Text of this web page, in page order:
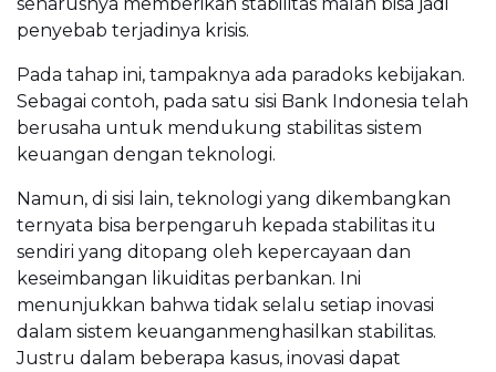
penyebab terjadinya krisis.
Pada tahap ini, tampaknya ada paradoks kebijakan.
Sebagai contoh, pada satu sisi Bank Indonesia telah
berusaha untuk mendukung stabilitas sistem
keuangan dengan teknologi.
Namun, di sisi lain, teknologi yang dikembangkan
ternyata bisa berpengaruh kepada stabilitas itu
sendiri yang ditopang oleh kepercayaan dan
keseimbangan likuiditas perbankan. Ini
menunjukkan bahwa tidak selalu setiap inovasi
dalam sistem keuanganmenghasilkan stabilitas.
Justru dalam beberapa kasus, inovasi dapat